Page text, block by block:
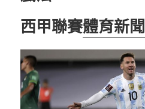
西甲聯賽體育新聞